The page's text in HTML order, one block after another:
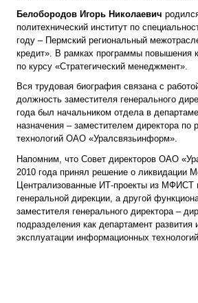
Белобородов Игорь Николаевич
политехнический институт по
году – Пермский региональный
кредит». В рамках программы повышения
по курсу «Стратегический менеджмент».
Вся трудовая биография связана с
должность заместителя генерального
года был начальником отдела в
назначения – заместителем директора
технологий ОАО «Уралсвязьинформ».
Напомним, что Совет директоров ОАО
2010 года принял решение о ликвидации
Централизованные ИТ-проекты из МФИСТ
генеральной дирекции, а другой
заместителя генерального директора –
подразделения как департамент
эксплуатации информационных